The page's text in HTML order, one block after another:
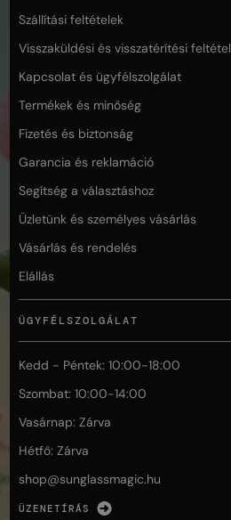
Szállítási feltételek
Visszaküldési és visszatérítési
Kapcsolat és ügyfélszolgálat
Termékek és minőség
Fizetés és biztonság
Garancia és reklamáció
Segítség a választáshoz
Üzletünk és személyes vásárlás
Vásárlás és rendelés
Elállás
ÜGYFÉLSZOLGÁLAT
Kedd - Péntek: 10:00-18:00
Szombat: 10:00-14:00
Vasárnap: Zárva
Hétfő: Zárva
shop@sunglassmagic.hu
ÜZENETÍRÁS